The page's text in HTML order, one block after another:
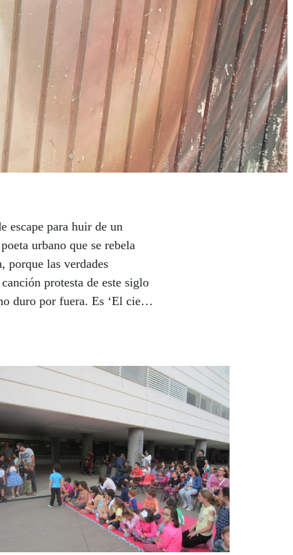
escape para huir de un
urbano que se rebela
porque las verdades
protesta de este siglo
duro por fuera. Es ‘El ciego